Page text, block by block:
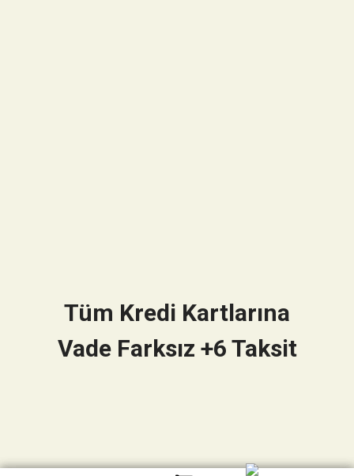
Tüm Kredi Kartlarına
Vade Farksız +6 Taksit